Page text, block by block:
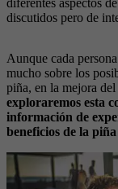
diferentes aspectos
discutidos pero de
Aunque cada
mucho sobre los
piña, en la mejora del
exploraremos esta
información de
beneficios de la